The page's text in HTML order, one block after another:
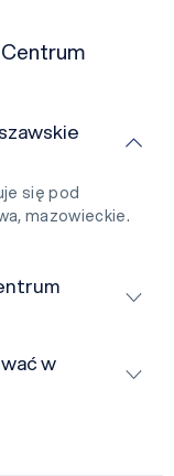
się pod
mazowieckie.
w